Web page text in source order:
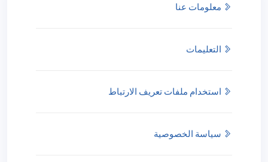
معلومات عنا
التعليمات
استخدام ملفات تعريف الارتباط
سياسة الخصوصية